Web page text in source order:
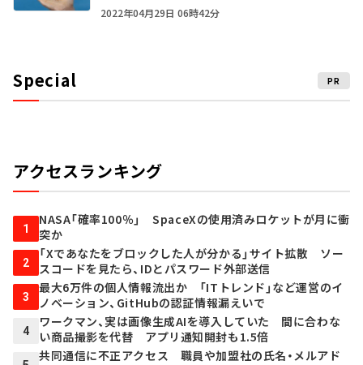
2022年04月29日 06時42分
Special PR
アクセスランキング
1
NASA「確率100％」 SpaceXの使用済みロケットが月に衝
突か
2
「Xであなたをブロックした人が分かる」サイト拡散 ソー
スコードを見たら、IDとパスワード外部送信
3
最大6万件の個人情報流出か 「ITトレンド」など運営のイ
ノベーション、GitHubの認証情報漏えいで
4
ワークマン、実は画像生成AIを導入していた 間に合わな
い商品撮影を代替 アプリ通知開封も1.5倍
共同通信に不正アクセス 職員や加盟社の氏名・メルアド